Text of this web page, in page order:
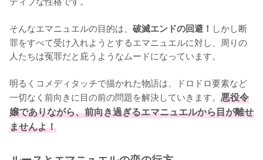
そんなエマニュエルの目的は、 破滅エンドの回避！ しかし断
罪をすべて受け入れようとするエマニュエルに対し、周りの
人たちは冤罪だと庇うようなムードになっています。
明るくコメディタッチで描かれた物語は、ドロドロ要素など
一切なく前向きに目の前の問題を解決していきます。 悪役令
嬢でありながら、前向き過ぎるエマニュエルから目が離せ
ませんよ！